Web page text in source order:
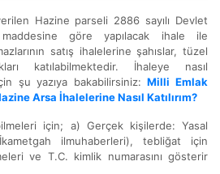
Hazine parseli 2886 sayılı Devlet
göre yapılacak ihale ile
satış ihalelerine şahıslar, tüzel
katılabilmektedir. İhaleye nasıl
şu yazıya bakabilirsiniz:Milli Emlak
Arsa İhalelerine Nasıl Katılırım?
için; a) Gerçek kişilerde: Yasal
ilmuhaberleri), tebliğat için
ve T.C. kimlik numarasını gösterir